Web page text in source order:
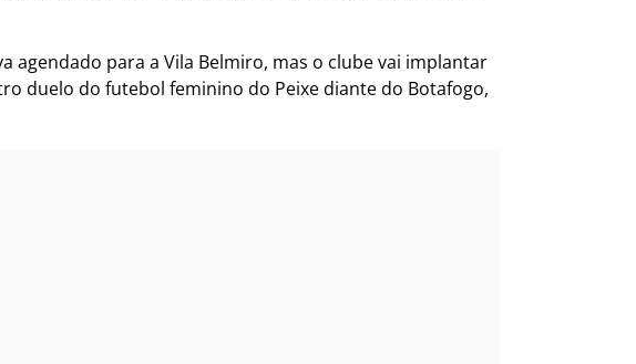
agendado para a Vila Belmiro, mas o clube vai implantar
duelo do futebol feminino do Peixe diante do Botafogo,